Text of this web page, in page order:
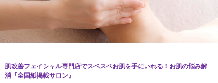
肌改善フェイシャル専門店でスベスベお肌を手にいれる！お肌の悩み解
消『全国紙掲載サロン』